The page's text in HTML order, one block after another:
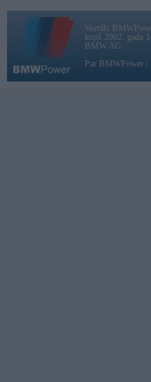
Vortāls
kopš 2002. gada
BMW AG.
Par BMWPower